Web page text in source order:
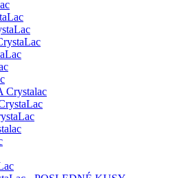
Crystalac